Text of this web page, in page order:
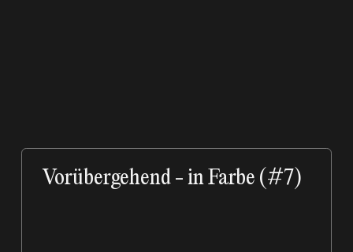
Vorübergehend - in Farbe (#7)